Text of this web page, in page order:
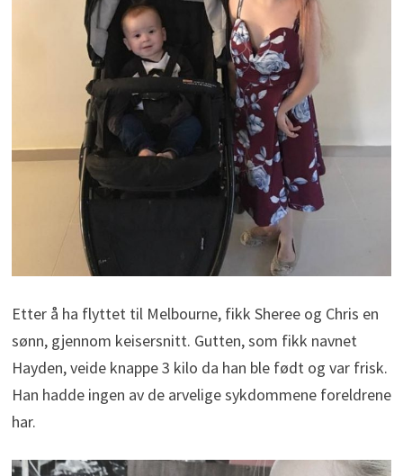
Etter å ha flyttet til Melbourne, fikk Sheree og Chris en
sønn, gjennom keisersnitt. Gutten, som fikk navnet
Hayden, veide knappe 3 kilo da han ble født og var frisk.
Han hadde ingen av de arvelige sykdommene foreldrene
har.